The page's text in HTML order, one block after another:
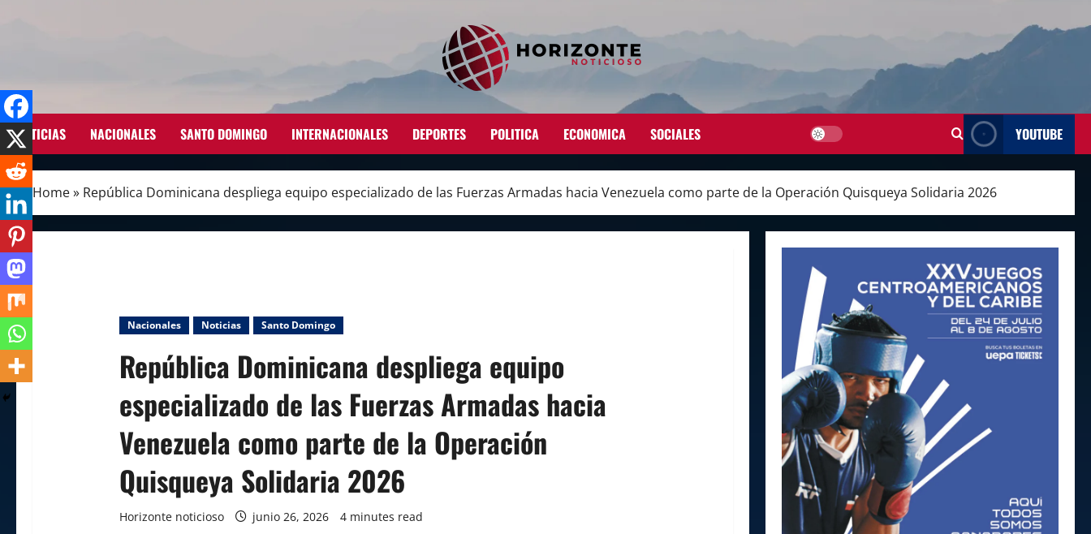
NOTICIAS NACIONALES SANTO DOMINGO INTERNACIONALES DEPORTES POLITICA ECONOMICA SOCIALES YOUTUBE
Home» República Dominicana despliega equipo especializado de las Fuerzas Armadas hacia Venezuela como parte de la Operación Quisqueya Solidaria 2026
Nacionales Noticias Santo Domingo
República Dominicana despliega equipo
especializado de las Fuerzas Armadas hacia
Venezuela como parte de la Operación
Quisqueya Solidaria 2026
Horizonte noticioso junio 26, 2026 4 minutes read